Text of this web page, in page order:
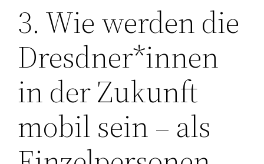
3. Wie werden die
Dresdner*innen
in der Zukunft
mobil sein – als